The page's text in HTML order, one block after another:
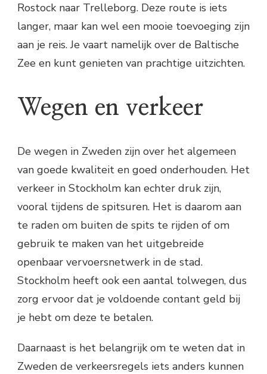
Rostock naar Trelleborg. Deze route is iets
langer, maar kan wel een mooie toevoeging zijn
aan je reis. Je vaart namelijk over de Baltische
Zee en kunt genieten van prachtige uitzichten.
Wegen en verkeer
De wegen in Zweden zijn over het algemeen
van goede kwaliteit en goed onderhouden. Het
verkeer in Stockholm kan echter druk zijn,
vooral tijdens de spitsuren. Het is daarom aan
te raden om buiten de spits te rijden of om
gebruik te maken van het uitgebreide
openbaar vervoersnetwerk in de stad.
Stockholm heeft ook een aantal tolwegen, dus
zorg ervoor dat je voldoende contant geld bij
je hebt om deze te betalen.
Daarnaast is het belangrijk om te weten dat in
Zweden de verkeersregels iets anders kunnen